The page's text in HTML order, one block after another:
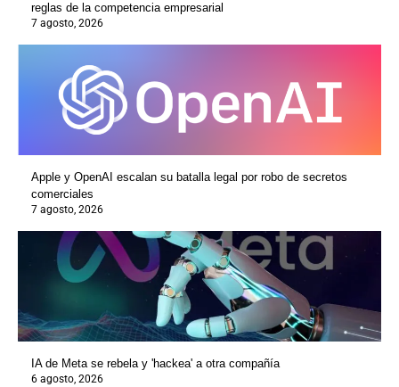
reglas de la competencia empresarial
7 agosto, 2026
Apple y OpenAI escalan su batalla legal por robo de secretos
comerciales
7 agosto, 2026
IA de Meta se rebela y 'hackea' a otra compañía
6 agosto, 2026